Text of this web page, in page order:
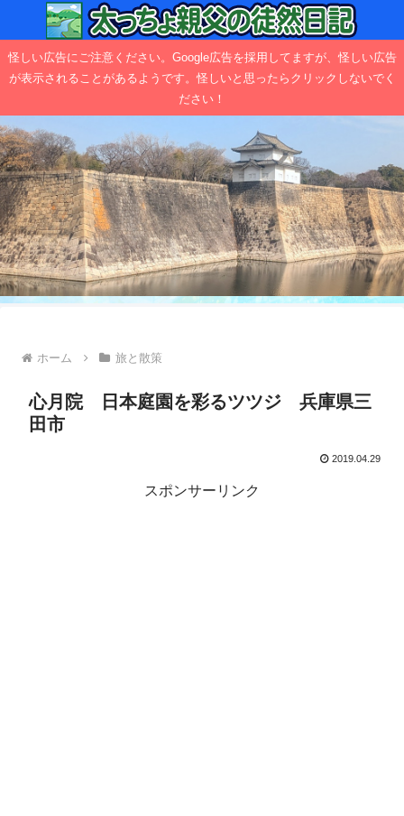
怪しい広告にご注意ください。Google広告を採用してますが、怪しい広告
が表示されることがあるようです。怪しいと思ったらクリックしないでく
ださい！
ホーム 旅と散策
心月院 日本庭園を彩るツツジ 兵庫県三
田市
2019.04.29
スポンサーリンク